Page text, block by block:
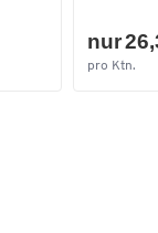
nur
pro Ktn.